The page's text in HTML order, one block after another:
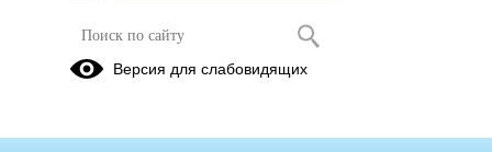
Положение о формах обучения
Опубликовано на сайте
Версия для слабовидящих